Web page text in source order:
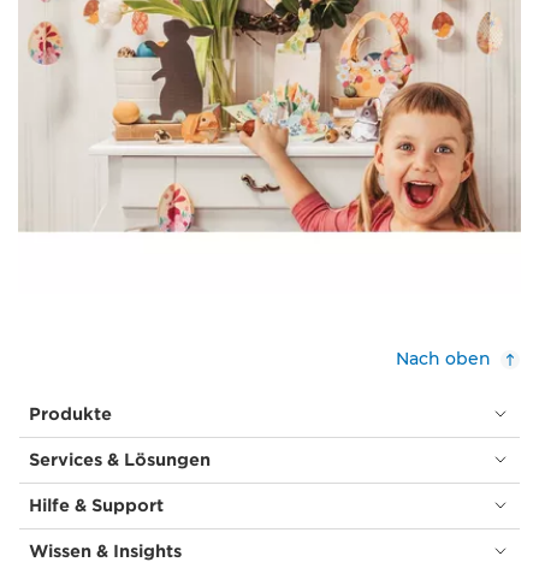
Nach oben
Produkte
Services & Lösungen
Hilfe & Support
Wissen & Insights